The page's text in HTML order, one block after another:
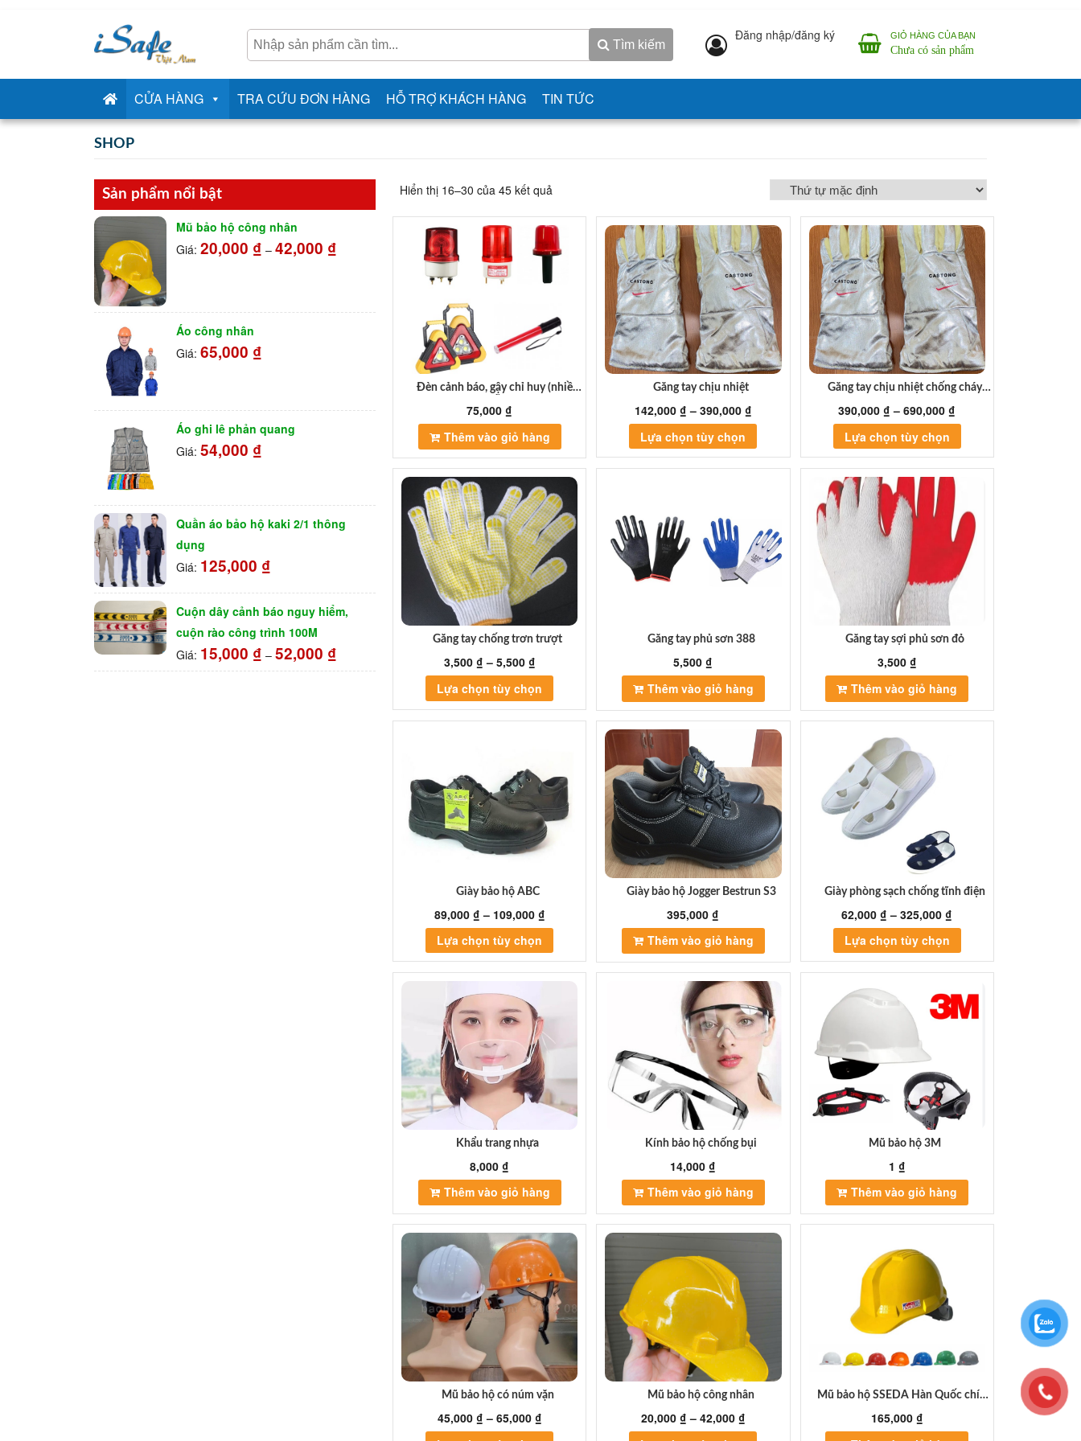
Tìm kiếm
Đăng nhập/đăng ký GIỎ HÀNG CỦA BẠN
Chưa có sản phẩm
CỬA HÀNG TRA CỨU ĐƠN HÀNG HỖ TRỢ KHÁCH HÀNG TIN TỨC
SHOP
Sản phẩm nổi bật
Mũ bảo hộ công nhân
Giá: 20,000 ₫ – 42,000 ₫
Áo công nhân
Giá: 65,000 ₫
Áo ghi lê phản quang
Giá: 54,000 ₫
Quần áo bảo hộ kaki 2/1 thông
dụng
Giá: 125,000 ₫
Cuộn dây cảnh báo nguy hiểm,
cuộn rào công trình 100M
Giá: 15,000 ₫ – 52,000 ₫
Hiển thị 16–30 của 45 kết quả
Đèn cảnh báo, gậy chỉ huy (nhiều
75,000₫
Thêm vào giỏ hàng
Găng tay chịu nhiệt
142,000 ₫ – 390,000 ₫
Lựa chọn tùy chọn
phẩm
này
thể.
Các
tùy
sản
phẩm
Găng tay chịu nhiệt chống cháy
390,000₫ –690,000₫
Lựa chọn tùy chọn
phẩm
này
biến
thể.
Các
tùy
được
sản
phẩm
Găng tay chống trơn trượt
3,500 ₫ – 5,500 ₫
Lựa chọn tùy chọn
phẩm
này
thể.
Các
tùy
sản
phẩm
Găng tay phủ sơn 388
5,500₫
Thêm vào giỏ hàng
Găng tay sợi phủ sơn đỏ
3,500 ₫
Thêm vào giỏ hàng
Giày bảo hộ ABC
89,000 ₫ – 109,000 ₫
Lựa chọn tùy chọn
Sản
phẩm
này
Các
chọn
có
sản
phẩm
Giày bảo hộ Jogger Bestrun S3
395,000₫
Thêm vào giỏ hàng
Giày phòng sạch chống tĩnh điện
62,000₫ –325,000₫
Lựa chọn tùy chọn
Sản
phẩm
này
nhiều
biến
chọn
có
thể
sản
phẩm
Khẩu trang nhựa
8,000₫
Thêm vào giỏ hàng
Kính bảo hộ chống bụi
14,000₫
Thêm vào giỏ hàng
Mũ bảo hộ 3M
1 ₫
Thêm vào giỏ hàng
Mũ bảo hộ có núm vặn
45,000 ₫ – 65,000 ₫
Mũ bảo hộ công nhân
20,000 ₫ – 42,000 ₫
Mũ bảo hộ SSEDA Hàn Quốc chính
165,000 ₫